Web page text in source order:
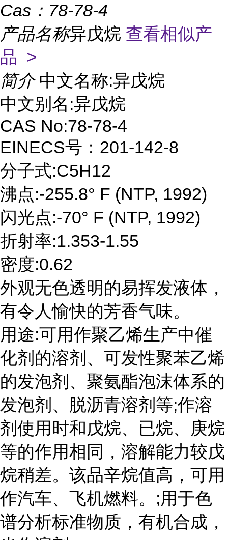
Cas： 78-78-4
产品名称异戊烷 查看相似产
品 >
简介 中文名称:异戊烷
中文别名:异戊烷
CAS No:78-78-4
EINECS号：201-142-8
分子式:C5H12
沸点:-255.8° F (NTP, 1992)
闪光点:-70° F (NTP, 1992)
折射率:1.353-1.55
密度:0.62
外观无色透明的易挥发液体，
有令人愉快的芳香气味。
用途:可用作聚乙烯生产中催
化剂的溶剂、可发性聚苯乙烯
的发泡剂、聚氨酯泡沫体系的
发泡剂、脱沥青溶剂等;作溶
剂使用时和戊烷、已烷、庚烷
等的作用相同，溶解能力较戊
烷稍差。该品辛烷值高，可用
作汽车、飞机燃料。;用于色
谱分析标准物质，有机合成，